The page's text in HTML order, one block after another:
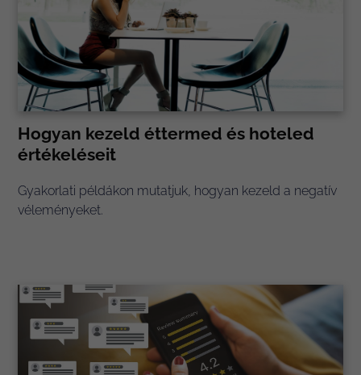
Hogyan kezeld éttermed és hoteled
értékeléseit
Gyakorlati példákon mutatjuk, hogyan kezeld a negatív
véleményeket.